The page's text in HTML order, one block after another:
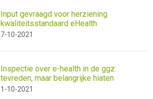
Input gevraagd voor herziening
kwaliteitsstandaard eHealth
7-10-2021
Inspectie over e-health in de ggz:
tevreden, maar belangrijke hiaten
1-10-2021